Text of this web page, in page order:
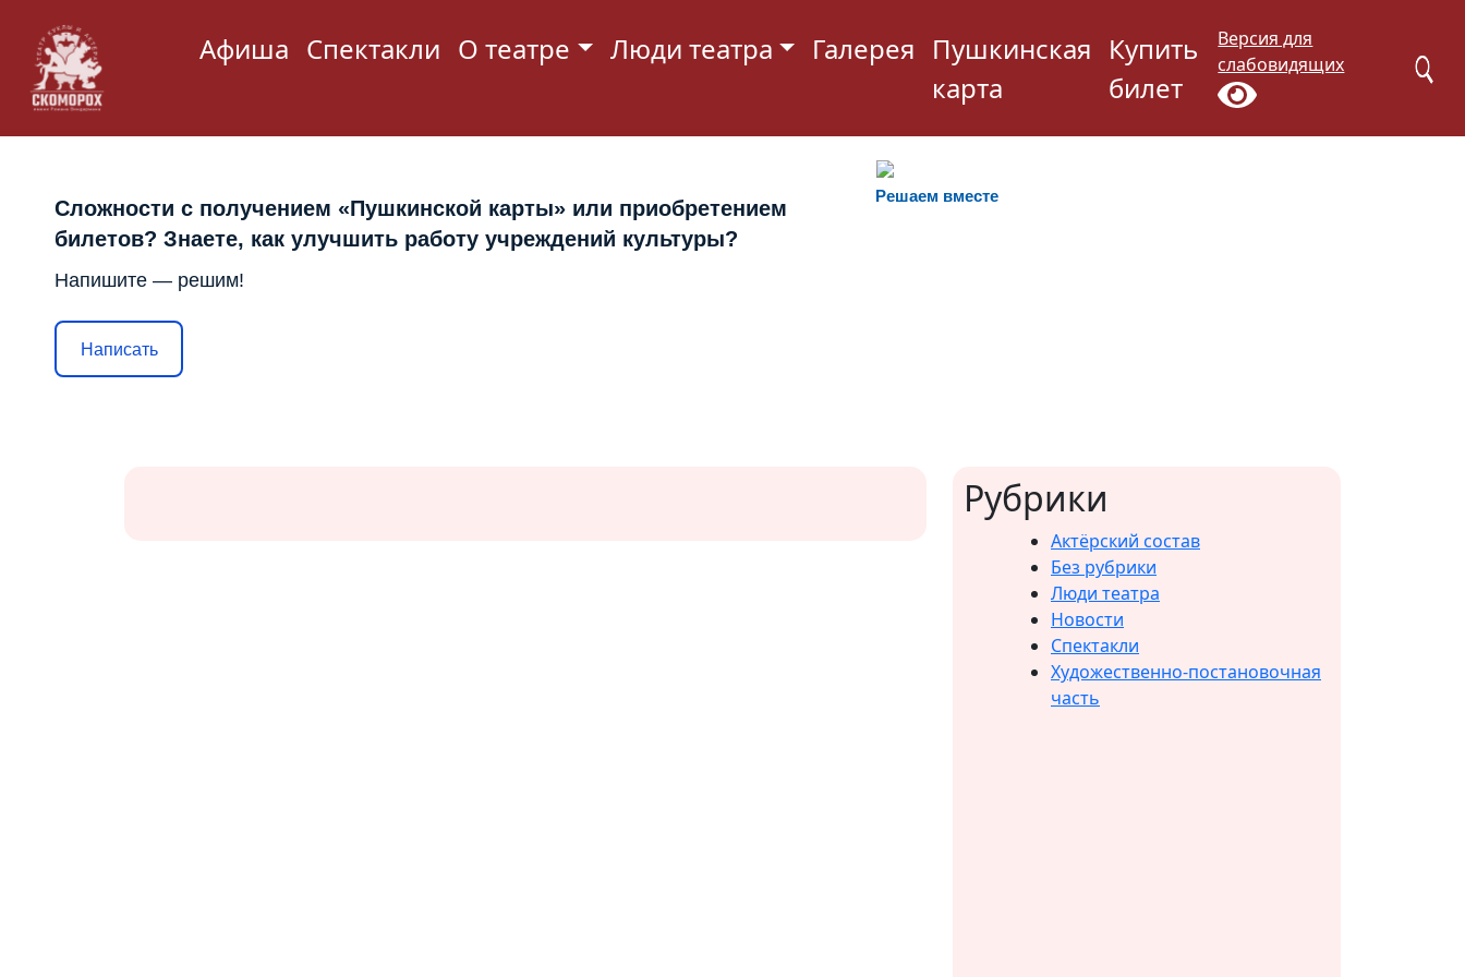
Афиша Спектакли О театре Люди театра Галерея Пушкинская
карта
Купить
билет
Версия для
слабовидящих
Решаем вместе
Сложности с получением «Пушкинской карты» или приобретением
билетов? Знаете, как улучшить работу учреждений культуры?
Напишите — решим!
Написать
Рубрики
Актёрский состав
Без рубрики
Люди театра
Новости
Спектакли
Художественно-постановочная
часть